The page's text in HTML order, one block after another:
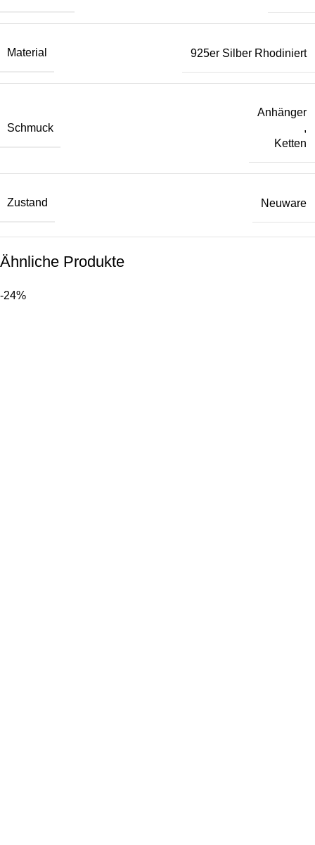
Material 925er Silber Rhodiniert
Schmuck
Anhänger
,
Ketten
Zustand Neuware
Ähnliche Produkte
-24%